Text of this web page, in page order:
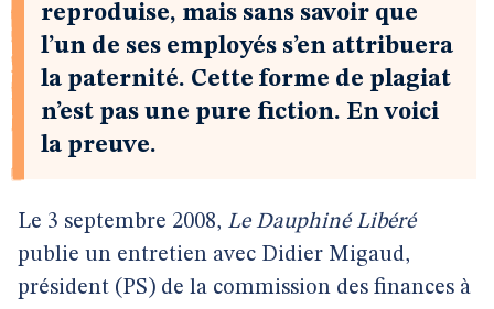
reproduise, mais sans savoir que
l’un de ses employés s’en attribuera
la paternité. Cette forme de plagiat
n’est pas une pure fiction. En voici
la preuve.
Le 3 septembre 2008, Le Dauphiné Libéré
publie un entretien avec Didier Migaud,
président (PS) de la commission des finances à